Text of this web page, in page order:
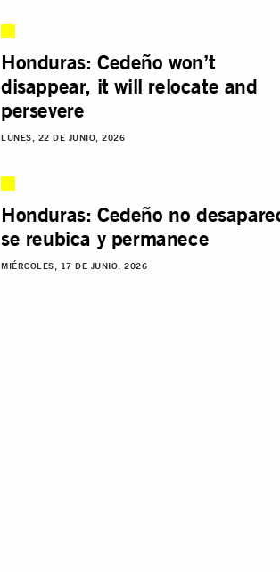
Honduras: Cedeño won’t
disappear, it will relocate and
persevere
LUNES, 22 DE JUNIO, 2026
Honduras: Cedeño no
se reubica y permanece
MIÉRCOLES, 17 DE JUNIO, 2026